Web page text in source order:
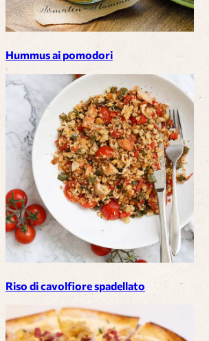
Hummus ai pomodori
Riso di cavolfiore spadellato